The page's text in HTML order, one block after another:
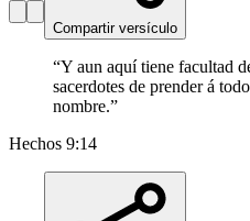
Compartir versículo
“Y aun aquí tiene facultad
sacerdotes de prender á
nombre.”
Hechos 9:14